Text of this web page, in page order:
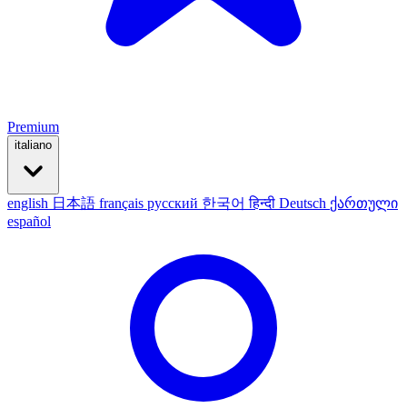
Premium
italiano
english 日本語 français русский 한국어हिन्दी Deutsch ქართული
español